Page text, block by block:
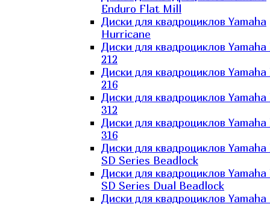
Enduro Flat Mill
Диски для квадроциклов Yamaha
Hurricane
Диски для квадроциклов
212
Диски для квадроциклов
216
Диски для квадроциклов
312
Диски для квадроциклов
316
Диски для квадроциклов
SD Series Beadlock
Диски для квадроциклов
SD Series Dual Beadlock
Диски для квадроциклов Yamaha